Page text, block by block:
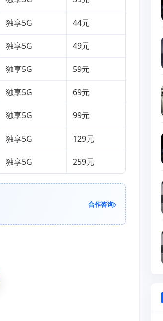
独享5G 44元
独享5G 49元
独享5G 59元
独享5G 69元
独享5G 99元
独享5G 129元
独享5G 259元
合作咨询